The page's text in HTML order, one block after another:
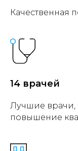
Качественная
14 врачей
Лучшие
повышение